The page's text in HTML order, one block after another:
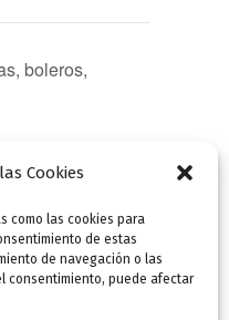
Cookies
como las cookies para
de estas
de navegación o las
consentimiento, puede afectar
boleros,
SIGUIENTE
de Valladolid